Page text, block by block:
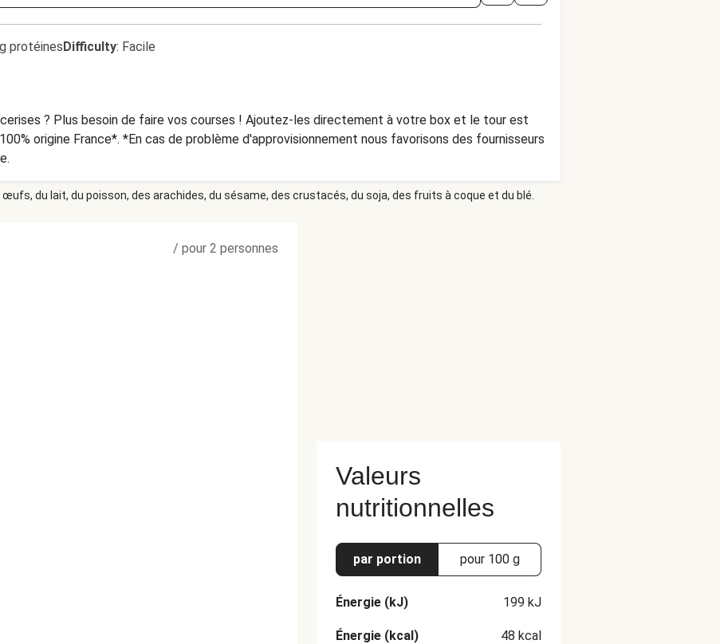
protéinesDifficulty: Facile
? Plus besoin de faire vos courses ! Ajoutez-les directement à votre box et le tour est
du lait, du poisson, des arachides, du sésame, des crustacés, du soja, des fruits à coque et du blé.
/ pour 2 personnes
Valeurs
nutritionnelles
par portion pour 100 g
Énergie (kJ) 199 kJ
Énergie (kcal) 48 kcal